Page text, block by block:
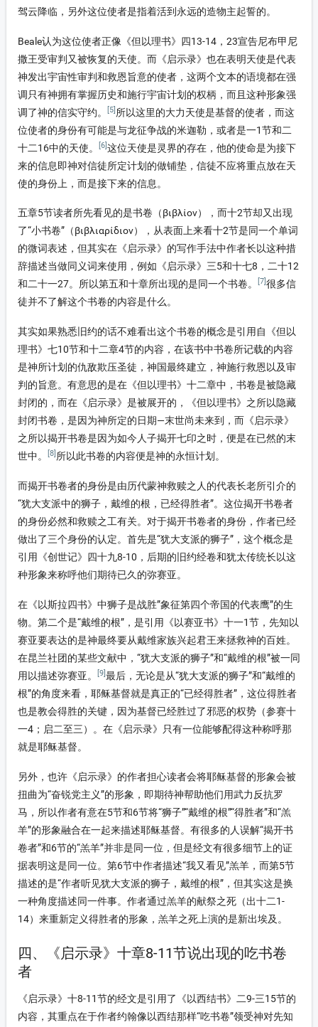
驾云降临，另外这位使者是指着活到永远的造物主起誓的。
Beale认为这位使者正像《但以理书》四13-14，23宣告尼布甲尼
撒王受审判又被恢复的天使。而《启示录》也在表明天使是代表
神发出宇宙性审判和救恩旨意的使者，这两个文本的语境都在强
调只有神拥有掌握历史和施行宇宙计划的权柄，而且这种形象强
调了神的信实守约。
[5] 所以这里的大力天使是基督的使者，而这
位使者的身份有可能是与龙征争战的米迦勒，或者是一1节和二
十二16中的天使。
[6]这位天使是灵界的存在，他的使命是为接下
来的信息即神对信徒所定计划的做铺垫，信徒不应将重点放在天
使的身份上，而是接下来的信息。
五章5节读者所先看见的是书卷（βιβλίον），而十2节却又出现
了“小书卷”（βιβλιαρίδιον），从表面上来看十2节是同一个单词
的微词表述，但其实在《启示录》的写作手法中作者长以这种措
辞描述当做同义词来使用，例如《启示录》三5和十七8，二十12
和二十一27。所以第五和十章所出现的是同一个书卷。
[7] 很多信
徒并不了解这个书卷的内容是什么。
其实如果熟悉旧约的话不难看出这个书卷的概念是引用自《但以
理书》七10节和十二章4节的内容，在该书中书卷所记载的内容
是神所计划的仇敌欺压圣徒，神国最终建立，神施行救恩以及审
判的旨意。有意思的是在《但以理书》十二章中，书卷是被隐藏
封闭的，而在《启示录》是被展开的，《但以理书》之所以隐藏
封闭书卷，是因为神所定的日期—末世尚未来到，而《启示录》
之所以揭开书卷是因为如今人子揭开七印之时，便是在已然的末
世中。
[8] 所以此书卷的内容便是神的永恒计划。
而揭开书卷者的身份是由历代蒙神救赎之人的代表长老所引介的
“犹大支派中的狮子，戴维的根，已经得胜者”。这位揭开书卷者
的身份必然和救赎之工有关。对于揭开书卷者的身份，作者已经
做出了三个身份的认定。首先是“犹大支派的狮子”，这个概念是
引用《创世记》四十九8-10，后期的旧约经卷和犹太传统长以这
种形象来称呼他们期待已久的弥赛亚。
在《以斯拉四书》中狮子是战胜”象征第四个帝国的代表鹰”的生
物。第二个是“戴维的根”，是引用《以赛亚书》十一1节，先知以
赛亚要表达的是神最终要从戴维家族兴起君王来拯救神的百姓。
在昆兰社团的某些文献中，“犹大支派的狮子”和“戴维的根”被一同
用以描述弥赛亚。
[9]最后，无论是从“犹大支派的狮子”和“戴维的
根”的角度来看，耶稣基督就是真正的“已经得胜者”，这位得胜者
也是教会得胜的关键，因为基督已经胜过了邪恶的权势（参赛十
一4；启二至三）。在《启示录》只有一位能够配得这种称呼那
就是耶稣基督。
另外，也许《启示录》的作者担心读者会将耶稣基督的形象会被
扭曲为“奋锐党主义”的形象，即期待神帮助他们用武力反抗罗
马，所以作者有意在5节和6节将“狮子”“戴维的根”“得胜者”和“羔
羊”的形象融合在一起来描述耶稣基督。有很多的人误解“揭开书
卷者”和6节的“羔羊”并非是同一位，但是经文有很多细节上的证
据表明这是同一位。第6节中作者描述“我又看见”羔羊，而第5节
描述的是“作者听见犹大支派的狮子，戴维的根”，但其实这是换
一种角度描述同一件事。作者通过羔羊的献祭之死（出十二1-
14）来重新定义得胜者的形象，羔羊之死上演的是新出埃及。
四、《启示录》十章8-11节说出现的吃书卷
者
《启示录》十8-11节的经文是引用了《以西结书》二9-三15节的
内容，其重点在于作者约翰像以西结那样“吃书卷”领受神对先知